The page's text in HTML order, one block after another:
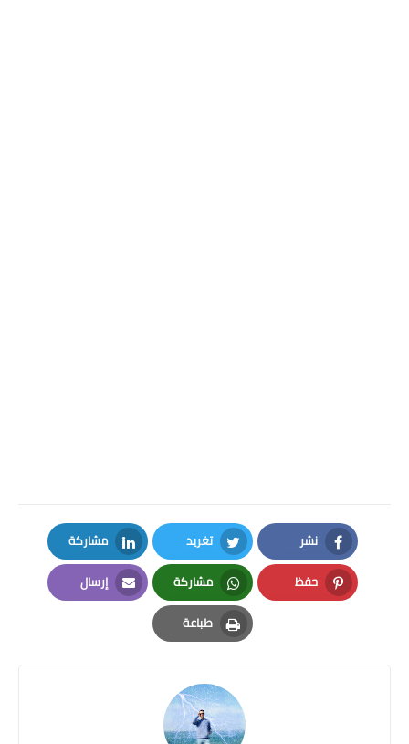
نشر
Facebook
تغريد
Twitter
مشاركة
LinkedIn
حفظ
Pinterest
مشاركة
Whatsapp
إرسال
Email
طباعة
Print